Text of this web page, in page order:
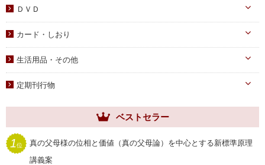
祭壇用ﾃｰﾌﾞﾙｸﾛｽ
献金袋
旗・マーク
聖塩入れ
ＤＶＤ
子女教育
アニメ
カード・しおり
クリアしおり
生活用品・その他
家庭用品
定期刊行物
世界家庭
ムーンワールド
ベストセラー
1位
真の父母様の位相と価値（真の父母論）を中心とする新標準原理
講義案